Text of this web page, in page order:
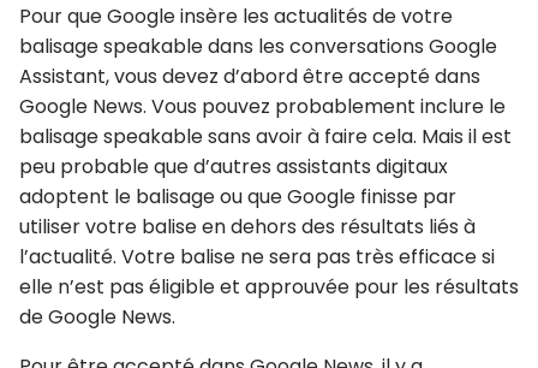
Pour que Google insère les actualités de votre
balisage speakable dans les conversations Google
Assistant, vous devez d’abord être accepté dans
Google News. Vous pouvez probablement inclure le
balisage speakable sans avoir à faire cela. Mais il est
peu probable que d’autres assistants digitaux
adoptent le balisage ou que Google finisse par
utiliser votre balise en dehors des résultats liés à
l’actualité. Votre balise ne sera pas très efficace si
elle n’est pas éligible et approuvée pour les résultats
de Google News.